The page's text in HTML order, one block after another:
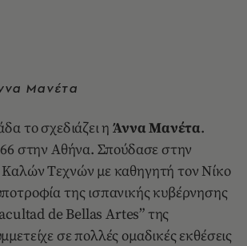
Μανέτα
το σχεδιάζει ηΆννα Mανέτα.
στην Aθήνα. Σπούδασε στην
Tεχνών με καθηγητή τον Nίκο
της ισπανικής κυβέρνησης
de Bellas Artes” της
σε πολλές ομαδικές εκθέσεις